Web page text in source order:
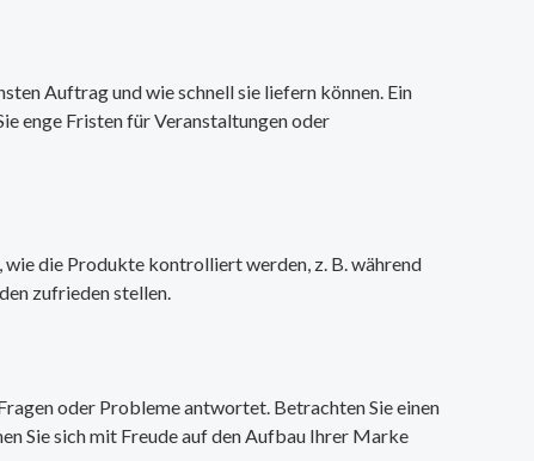
Auftrag und wie schnell sie liefern können. Ein
enge Fristen für Veranstaltungen oder
die Produkte kontrolliert werden, z. B. während
zufrieden stellen.
oder Probleme antwortet. Betrachten Sie einen
Sie sich mit Freude auf den Aufbau Ihrer Marke